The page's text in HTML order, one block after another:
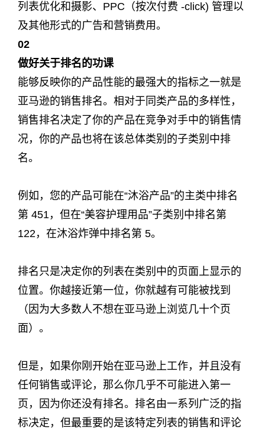
列表优化和摄影、PPC（按次付费 -click) 管理以
及其他形式的广告和营销费用。
02
做好关于排名的功课
能够反映你的产品性能的最强大的指标之一就是
亚马逊的销售排名。相对于同类产品的多样性，
销售排名决定了你的产品在竞争对手中的销售情
况，你的产品也将在该总体类别的子类别中排
名。
例如，您的产品可能在“沐浴产品”的主类中排名
第 451，但在“美容护理用品”子类别中排名第
122，在沐浴炸弹中排名第 5。
排名只是决定你的列表在类别中的页面上显示的
位置。你越接近第一位，你就越有可能被找到
（因为大多数人不想在亚马逊上浏览几十个页
面）。
但是，如果你刚开始在亚马逊上工作，并且没有
任何销售或评论，那么你几乎不可能进入第一
页，因为你还没有排名。排名由一系列广泛的指
标决定，但最重要的是该特定列表的销售和评论